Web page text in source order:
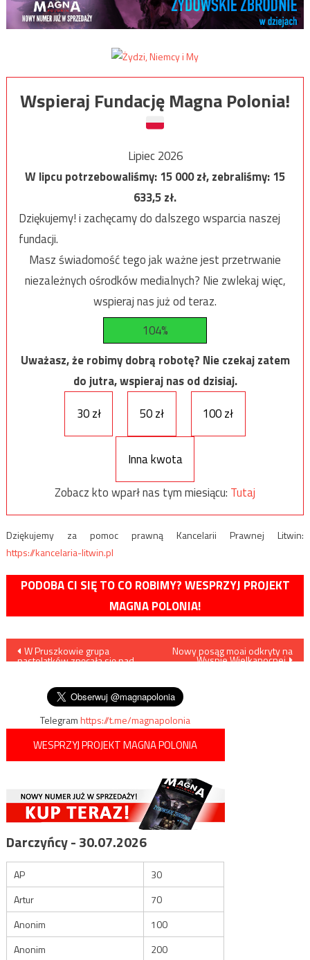
Wspieraj Fundację Magna Polonia!
Lipiec 2026
W lipcu potrzebowaliśmy:15 000zł, zebraliśmy:15
633,5zł.
Dziękujemy! i zachęcamy do dalszego wsparcia naszej
fundacji.
Masz świadomość tego jak ważne jest przetrwanie
niezależnych ośrodków medialnych? Nie zwlekaj więc,
wspieraj nas już od teraz.
104%
Uważasz, że robimy dobrą robotę? Nie czekaj zatem
do jutra, wspieraj nas od dzisiaj.
30 zł
50 zł 100 zł
Inna kwota
Zobacz kto wparł nas tym miesiącu: Tutaj
Dziękujemy za pomoc prawną Kancelarii Prawnej Litwin:
https://kancelaria-litwin.pl
PODOBA CI SIĘ TO CO ROBIMY? WESPRZYJ PROJEKT
MAGNA POLONIA!
Nawigacja
wpisu
W Pruszkowie grupa
nastolatków znęcała się nad
Nowy posąg moai odkryty na
Wyspie Wielkanocnej
Telegramhttps://t.me/magnapolonia
WESPRZYJ PROJEKT MAGNA POLONIA
Darczyńcy - 30.07.2026
AP
30
Artur
70
Anonim
100
Anonim
200